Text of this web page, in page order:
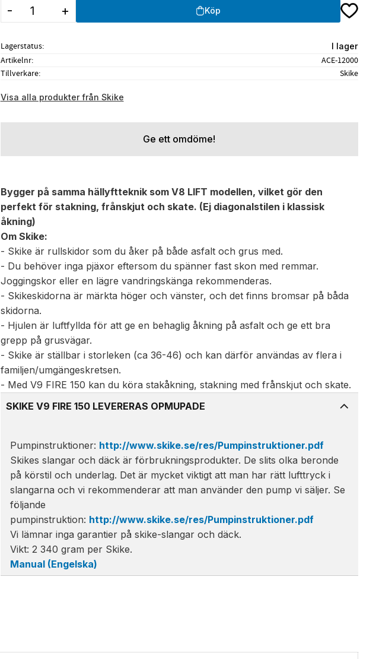
+
- Köp Lägg
Lagerstatus I lager
Artikelnr
ACE-12000
Tillverkare
Skike
Visa alla produkter från Skike
Ge ett omdöme!
Bygger på samma hällyftteknik som V8 LIFT modellen, vilket gör den
perfekt för stakning, frånskjut och skate. (Ej diagonalstilen i klassisk
åkning)
Om Skike:
- Skike är rullskidor som du åker på både asfalt och grus med.
- Du behöver inga pjäxor eftersom du spänner fast skon med remmar.
Joggingskor eller en lägre vandringskänga rekommenderas.
- Skikeskidorna är märkta höger och vänster, och det finns bromsar på båda
skidorna.
- Hjulen är luftfyllda för att ge en behaglig åkning på asfalt och ge ett bra
grepp på grusvägar.
- Skike är ställbar i storleken (ca 36-46) och kan därför användas av flera i
familjen/umgängeskretsen.
- Med V9 FIRE 150 kan du köra stakåkning, stakning med frånskjut och skate.
SKIKE V9 FIRE 150 LEVERERAS OPMUPADE
Pumpinstruktioner: http://www.skike.se/res/Pumpinstruktioner.pdf
Skikes slangar och däck är förbrukningsprodukter. De slits olka beronde
på körstil och underlag. Det är mycket viktigt att man har rätt lufttryck i
slangarna och vi rekommenderar att man använder den pump vi säljer. Se
följande
pumpinstruktion: http://www.skike.se/res/Pumpinstruktioner.pdf
Vi lämnar inga garantier på skike-slangar och däck.
Vikt: 2 340 gram per Skike.
Manual (Engelska)